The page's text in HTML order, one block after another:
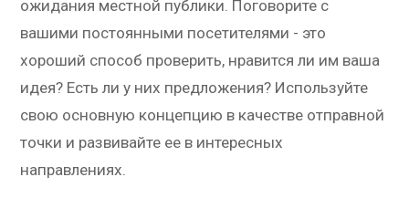
ожидания местной публики. Поговорите с
вашими постоянными посетителями - это
хороший способ проверить, нравится ли им ваша
идея? Есть ли у них предложения? Используйте
свою основную концепцию в качестве отправной
точки и развивайте ее в интересных
направлениях.